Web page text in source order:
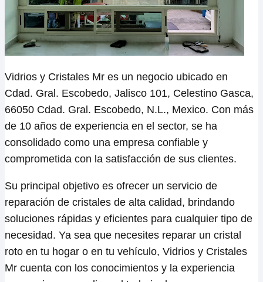
Vidrios y Cristales Mr es un negocio ubicado en
Cdad. Gral. Escobedo, Jalisco 101, Celestino Gasca,
66050 Cdad. Gral. Escobedo, N.L., Mexico. Con más
de 10 años de experiencia en el sector, se ha
consolidado como una empresa confiable y
comprometida con la satisfacción de sus clientes.
Su principal objetivo es ofrecer un servicio de
reparación de cristales de alta calidad, brindando
soluciones rápidas y eficientes para cualquier tipo de
necesidad. Ya sea que necesites reparar un cristal
roto en tu hogar o en tu vehículo, Vidrios y Cristales
Mr cuenta con los conocimientos y la experiencia